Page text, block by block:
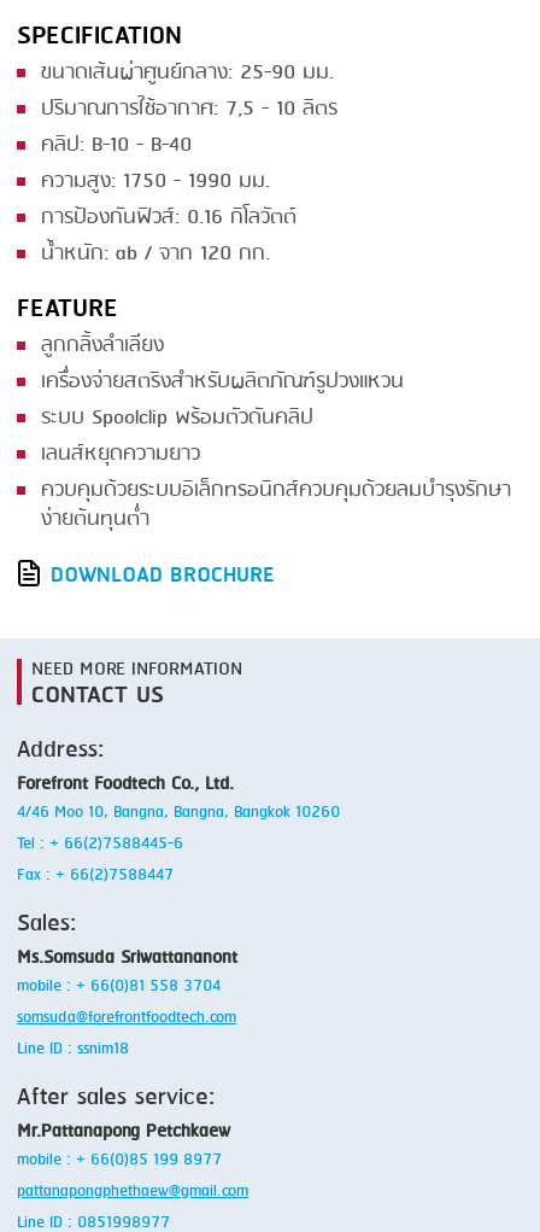
SKINNING
SLICING
SMOKING
STEAMING
TRAY DENESTER
TRAY FORMING
TUMBLING
VACUUM PACKING
VACUUM STUFFING
WASHING
SPECIFICATION
ขนาดเส้นผ่าศูนย์กลาง: 25-90 มม.
ปริมาณการใช้อากาศ: 7,5 - 10 ลิตร
คลิป: B-10 - B-40
ความสูง: 1750 - 1990 มม.
การป้องกันฟิวส์: 0.16 กิโลวัตต์
น้ำหนัก: ab / จาก 120 กก.
FEATURE
ลูกกลิ้งลำเลียง
เครื่องจ่ายสตริงสำหรับผลิตภัณฑ์รูปวงแหวน
ระบบ Spoolclip พร้อมตัวดันคลิป
เลนส์หยุดความยาว
ควบคุมด้วยระบบอิเล็กทรอนิกส์ควบคุมด้วยลมบำรุงรักษา
ง่ายต้นทุนต่ำ
DOWNLOAD BROCHURE
NEED MORE INFORMATION
CONTACT US
Address:
Forefront Foodtech Co., Ltd.
4/46 Moo 10, Bangna, Bangna, Bangkok 10260
Tel : + 66(2)7588445-6
Fax : + 66(2)7588447
Sales:
Ms.Somsuda Sriwattananont
mobile : + 66(0)81 558 3704
somsuda@forefrontfoodtech.com
Line ID : ssnim18
After sales service:
Mr.Pattanapong Petchkaew
mobile : + 66(0)85 199 8977
pattanapongphethaew@gmail.com
Line ID : 0851998977